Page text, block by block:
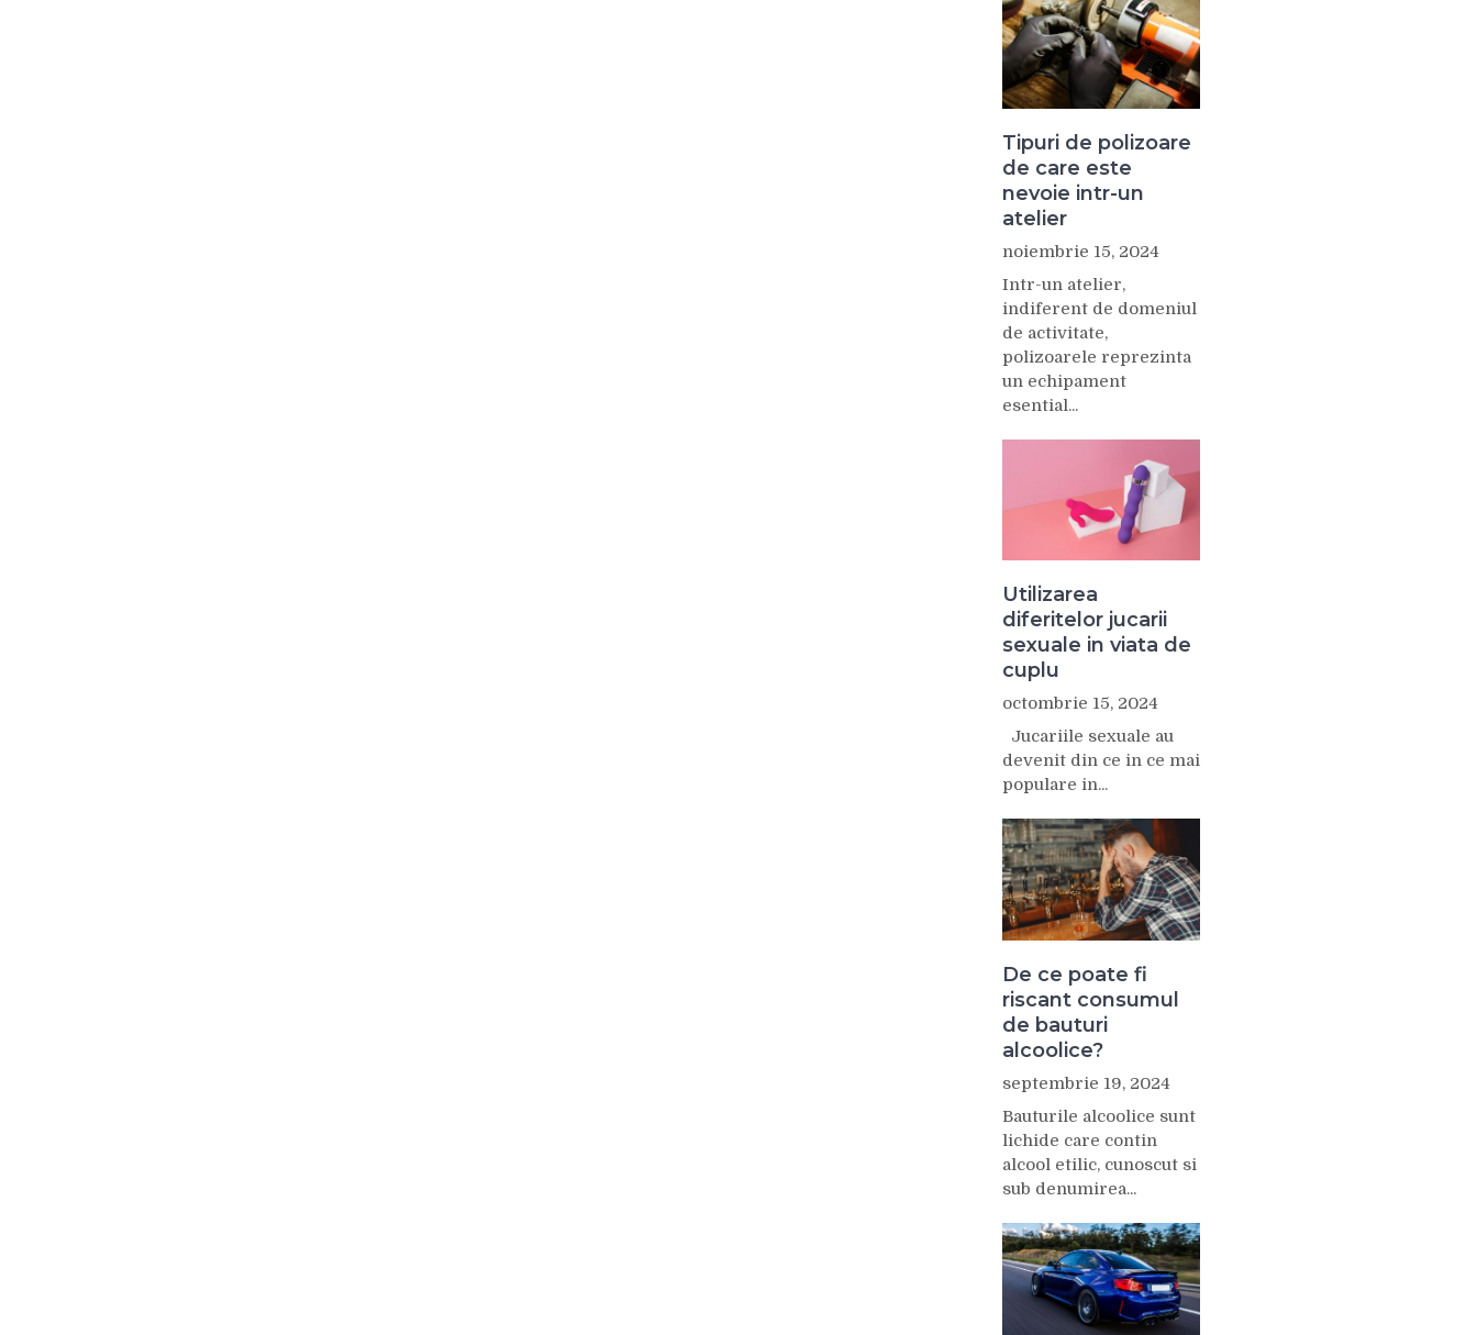
Tipuri de polizoare
de care este
nevoie intr-un
atelier
noiembrie 15, 2024
Intr-un atelier,
indiferent de domeniul
de activitate,
polizoarele reprezinta
un echipament
esential...
Utilizarea
diferitelor jucarii
sexuale in viata de
cuplu
octombrie 15, 2024
Jucariile sexuale au
devenit din ce in ce mai
populare in...
De ce poate fi
riscant consumul
de bauturi
alcoolice?
septembrie 19, 2024
Bauturile alcoolice sunt
lichide care contin
alcool etilic, cunoscut si
sub denumirea...